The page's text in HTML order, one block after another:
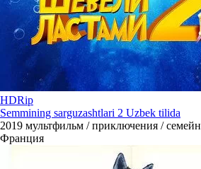
HDRip
Semmining sarguzashtlari 2 Uzbek tilida
2019 мультфильм / приключения /
Франция